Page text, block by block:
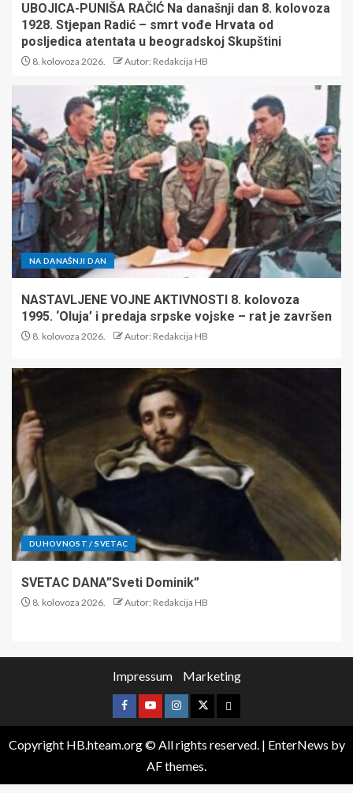
UBOJICA-PUNIŠA RAČIĆ Na današnji dan 8. kolovoza
1928. Stjepan Radić – smrt vođe Hrvata od
posljedica atentata u beogradskoj Skupštini
8. kolovoza 2026. Autor: Redakcija HB
NA DANAŠNJI DAN
NASTAVLJENE VOJNE AKTIVNOSTI 8. kolovoza
1995. ‘Oluja’ i predaja srpske vojske – rat je završen
8. kolovoza 2026. Autor: Redakcija HB
DUHOVNOST / SVETAC
SVETAC DANA”Sveti Dominik”
8. kolovoza 2026. Autor: Redakcija HB
Impressum Marketing
Copyright HB.hteam.org © All rights reserved. | EnterNews by
AF themes.